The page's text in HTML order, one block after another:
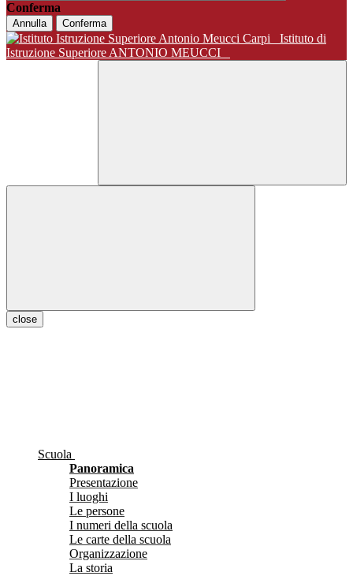
Conferma
Annulla Conferma
Istituto di
Istruzione Superiore ANTONIO MEUCCI
close
Scuola
Panoramica
Presentazione
I luoghi
Le persone
I numeri della scuola
Le carte della scuola
Organizzazione
La storia